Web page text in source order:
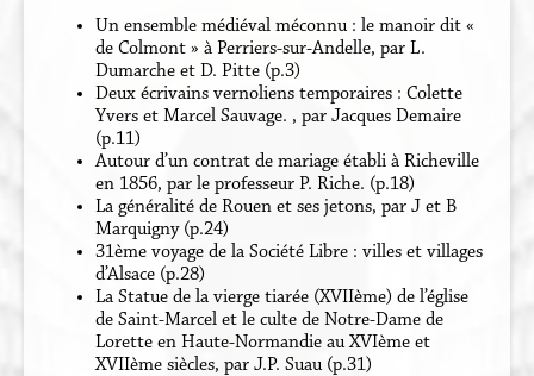
Un ensemble médiéval méconnu : le manoir dit «
de Colmont » à Perriers-sur-Andelle, par L.
Dumarche et D. Pitte (p.3)
Deux écrivains vernoliens temporaires : Colette
Yvers et Marcel Sauvage. , par Jacques Demaire
(p.11)
Autour d’un contrat de mariage établi à Richeville
en 1856, par le professeur P. Riche. (p.18)
La généralité de Rouen et ses jetons, par J et B
Marquigny (p.24)
31ème voyage de la Société Libre : villes et villages
d’Alsace (p.28)
La Statue de la vierge tiarée (XVIIème) de l’église
de Saint-Marcel et le culte de Notre-Dame de
Lorette en Haute-Normandie au XVIème et
XVIIème siècles, par J.P. Suau (p.31)